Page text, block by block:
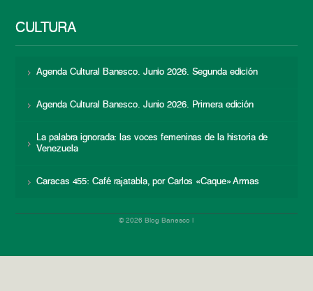
CULTURA
Agenda Cultural Banesco. Junio 2026. Segunda edición
Agenda Cultural Banesco. Junio 2026. Primera edición
La palabra ignorada: las voces femeninas de la historia de
Venezuela
Caracas 455: Café rajatabla, por Carlos «Caque» Armas
© 2026 Blog Banesco |